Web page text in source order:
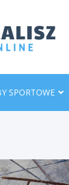
SPORTOWE